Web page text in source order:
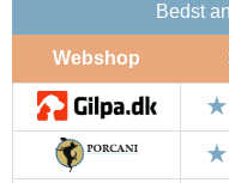
Bedst
Webshop